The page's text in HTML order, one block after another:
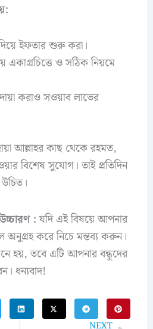
ইফতার শুরু করা।
একাগ্রচিত্তে ও সঠিক নিয়মে
করাও সওয়াব লাভের
আল্লাহর কাছ থেকে রহমত,
বিশেষ সুযোগ। তাই প্রতিদিন
: যদি এই বিষয়ে আপনার
অনুগ্রহ করে নিচে মন্তব্য করুন।
হয়, তবে এটি আপনার বন্ধুদের
ধন্যবাদ!
NEXT